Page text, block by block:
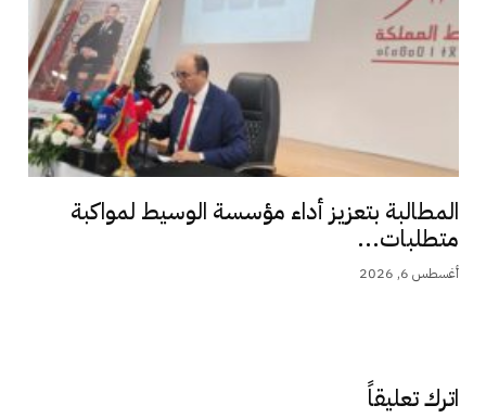
المطالبة بتعزيز أداء مؤسسة الوسيط لمواكبة
متطلبات...
أغسطس 6, 2026
اترك تعليقاً